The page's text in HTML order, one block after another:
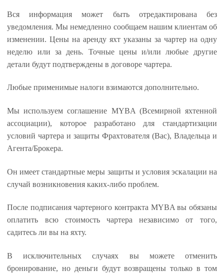
Вся информация может быть отредактирована без
уведомления. Мы немедленно сообщаем нашим клиентам об
изменении. Цены на аренду яхт указаны за чартер на одну
неделю или за день. Точные цены и/или любые другие
детали будут подтверждены в договоре чартера.
Любые применимые налоги взимаются дополнительно.
Мы используем соглашение MYBA (Всемирной яхтенной
ассоциации), которое разработано для стандартизации
условий чартера и защиты Фрахтователя (Вас), Владельца и
Агента/Брокера.
Он имеет стандартные меры защиты и условия эскалации на
случай возникновения каких-либо проблем.
После подписания чартерного контракта MYBA вы обязаны
оплатить всю стоимость чартера независимо от того,
садитесь ли вы на яхту.
В исключительных случаях вы можете отменить
бронирование, но деньги будут возвращены только в том